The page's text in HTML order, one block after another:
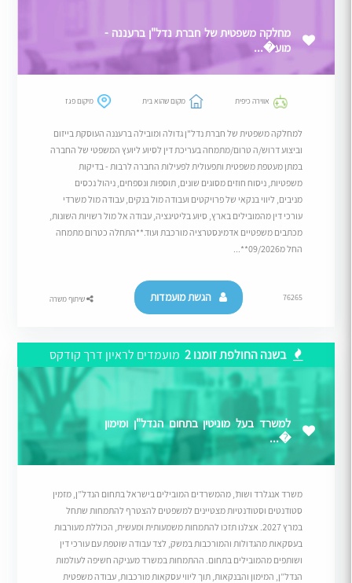
מחלקה משפטית של חברת נדל"ן ברעננה -
מוע�...
אווירה כיפית מקום שהוא בית מיקום פגז
למחלקה משפטית של חברת נדל"ן גדולה ומובילה ברעננה העוסקת בייזום
וביצוע דרוש/ה טרום/מתמחה בעריכת דין לסיוע ליועץ המשפטי של החברה
במתן מעטפת משפטית ותפעולית לפעילות החברה לרבות - בדיקות
משפטיות, ניסוח חוזים מסוגים שונים, תוספות ונספחים, ניהול נכסים
מניבים, ליווי בנקאי של פרויקטים ועבודה מול בנקים, עבודה מול משרדי
עורכי דין מהמובילים בארץ, סיוע בליטיגציה, עבודה אל מול רשויות השונות,
מכתבים משפטיים אדמינסטרציה מורכבת ועוד.**התחלה כטרום מתמחה
החל מ09/2026**...
76265 הגשת מועמדות שיתוף משרה
בשנה החולפת זומנו 2 מועמדים לראיון דרך קודקס
למשרד בעל מוניטין בתחום הנדל"ן ומימון
�...
משרד אנגלרד ושות’, מהמשרדים המובילים בישראל בתחום הנדל”ן, מזמין
סטודנטים וסטודנטיות מצטיינים למשפטים להצטרף להתמחות שתחל
במרץ 2027. אצלנו תזכו להתמחות משמעותית ומעשית, הכוללת מעורבות
בעסקאות מהגדולות והמורכבות במשק, לצד עבודה שוטפת עם עורכי דין
ושותפים מהמובילים בתחום. ההתמחות במשרד מעניקה חשיפה לעולמות
הנדל”ן, המימון והבנקאות, תוך ליווי עסקאות מורכבות, עבודה משפטית